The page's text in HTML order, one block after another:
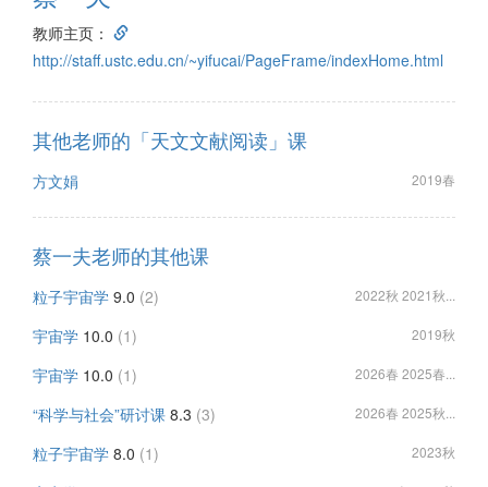
教师主页：
http://staff.ustc.edu.cn/~yifucai/PageFrame/indexHome.html
其他老师的「天文文献阅读」课
方文娟 2019春
蔡一夫老师的其他课
粒子宇宙学 9.0 (2) 2022秋 2021秋...
宇宙学 10.0 (1) 2019秋
宇宙学 10.0 (1) 2026春 2025春...
“科学与社会”研讨课 8.3 (3) 2026春 2025秋...
粒子宇宙学 8.0 (1) 2023秋